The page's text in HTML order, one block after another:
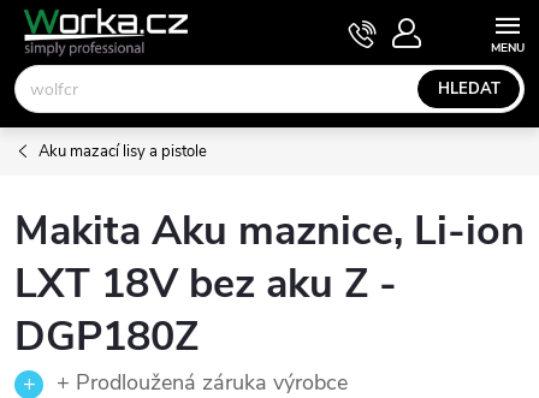
Přejít
obsah
HLEDAT
NÁKUPNÍ
KOŠÍK
Aku mazací lisy a pistole
Makita Aku maznice, Li-ion
LXT 18V bez aku Z -
DGP180Z
+ Prodloužená záruka výrobce